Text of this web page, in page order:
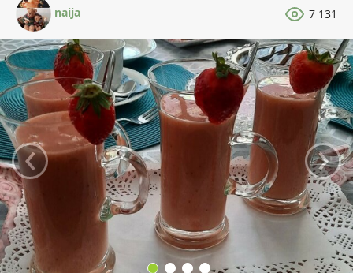
naija 7 131
‹ ›